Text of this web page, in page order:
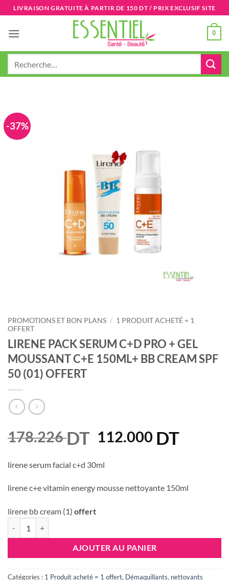
Passer
au
contenu
LIVRAISON GRATUITE À PARTIR DE 150 DT / PRIX EXCLUSIF SITE
0
-37%
PROMOTIONS ET BON PLANS / 1 PRODUIT ACHETÉ = 1
OFFERT
LIRENE PACK SERUM C+D PRO + GEL
MOUSSANT C+E 150ML+ BB CREAM SPF
50 (01) OFFERT
178.226DT Le
initial
178.226 DT.
112.000 DTLe
lirene serum facial c+d 30ml
lirene c+e vitamin energy mousse nettoyante 150ml
lirene bb cream (1) offert
AJOUTER AU PANIER
Catégories : 1 Produit acheté = 1 offert, Démaquillants, nettoyants